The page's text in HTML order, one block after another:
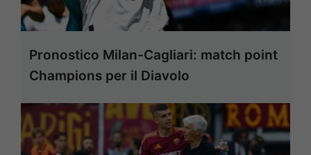
Pronostico Milan-Cagliari: match point
Champions per il Diavolo